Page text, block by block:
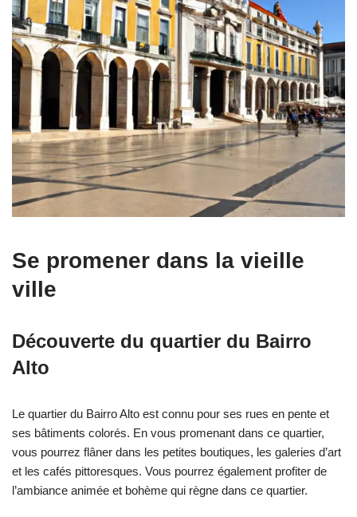
Se promener dans la vieille
ville
Découverte du quartier du Bairro
Alto
Le quartier du Bairro Alto est connu pour ses rues en pente et
ses bâtiments colorés. En vous promenant dans ce quartier,
vous pourrez flâner dans les petites boutiques, les galeries d’art
et les cafés pittoresques. Vous pourrez également profiter de
l’ambiance animée et bohème qui règne dans ce quartier.